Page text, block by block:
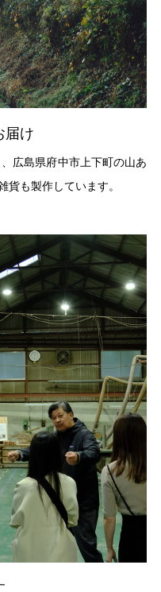
届け
広島県府中市上下町の山あ
貨も製作しています。